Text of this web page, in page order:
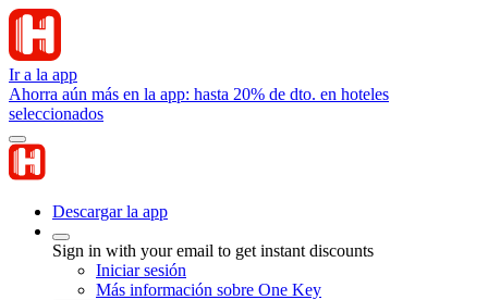
Ir a la app
Ahorra aún más en la app: hasta 20% de dto. en hoteles
seleccionados
Descargar la app
Sign in with your email to get instant discounts
Iniciar sesión
Más información sobre One Key